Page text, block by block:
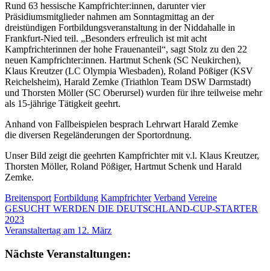
Rund 63 hessische Kampfrichter:innen, darunter vier
Präsidiumsmitglieder nahmen am Sonntagmittag an der
dreistündigen Fortbildungsveranstaltung in der Niddahalle in
Frankfurt-Nied teil. „Besonders erfreulich ist mit acht
Kampfrichterinnen der hohe Frauenanteil“, sagt Stolz zu den 22
neuen Kampfrichter:innen. Hartmut Schenk (SC Neukirchen),
Klaus Kreutzer (LC Olympia Wiesbaden), Roland Pößiger (KSV
Reichelsheim), Harald Zemke (Triathlon Team DSW Darmstadt)
und Thorsten Möller (SC Oberursel) wurden für ihre teilweise mehr
als 15-jährige Tätigkeit geehrt.
Anhand von Fallbeispielen besprach Lehrwart Harald Zemke
die diversen Regeländerungen der Sportordnung.
Unser Bild zeigt die geehrten Kampfrichter mit v.l. Klaus Kreutzer,
Thorsten Möller, Roland Pößiger, Hartmut Schenk und Harald
Zemke.
Breitensport Fortbildung Kampfrichter Verband Vereine
Beitragsnavigation
Vorheriger
Beitrag:
GESUCHT WERDEN DIE DEUTSCHLAND-CUP-STARTER
2023
Nächster
Veranstaltertag am 12. März
Nächste Veranstaltungen: